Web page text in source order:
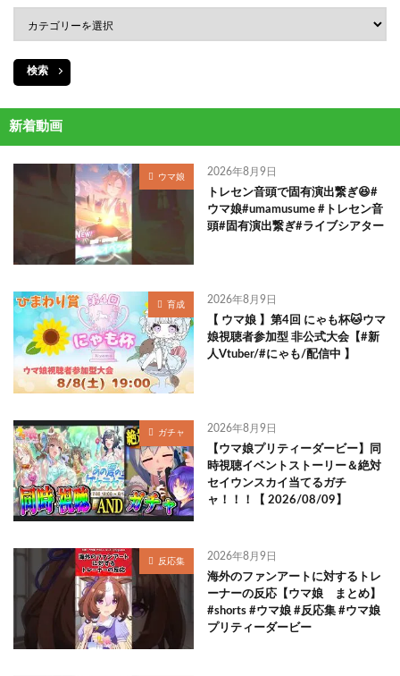
検索
新着動画
ウマ娘 2026年8月9日
トレセン音頭で固有演出繋ぎ😆#
ウマ娘#umamusume #トレセン音
頭#固有演出繋ぎ#ライブシアター
育成 2026年8月9日
【 ウマ娘 】第4回 にゃも杯🐱ウマ
娘視聴者参加型 非公式大会【#新
人Vtuber/#にゃも/配信中 】
ガチャ 2026年8月9日
【ウマ娘プリティーダービー】同
時視聴イベントストーリー＆絶対
セイウンスカイ当てるガチ
ャ！！！【 2026/08/09】
反応集 2026年8月9日
海外のファンアートに対するトレ
ーナーの反応【ウマ娘 まとめ】
#shorts #ウマ娘 #反応集 #ウマ娘
プリティーダービー